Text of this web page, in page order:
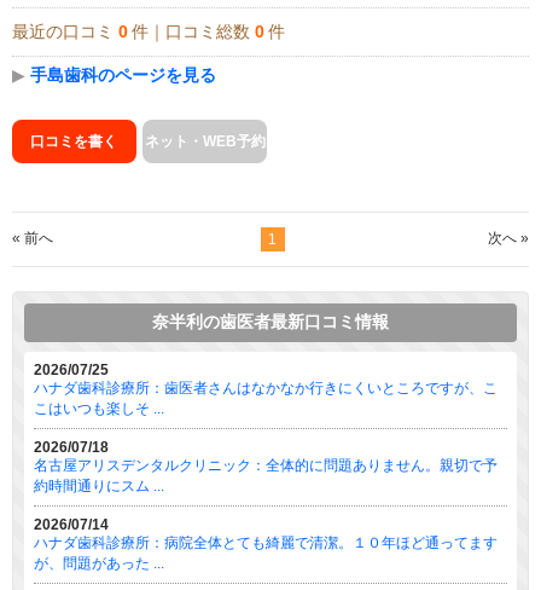
最近の口コミ 0 件｜口コミ総数 0 件
▶ 手島歯科のページを見る
口コミを書く ネット・WEB予約
« 前へ 1 次へ »
奈半利の歯医者最新口コミ情報
2026/07/25
ハナダ歯科診療所：歯医者さんはなかなか行きにくいところですが、こ
こはいつも楽しそ ...
2026/07/18
名古屋アリスデンタルクリニック：全体的に問題ありません。親切で予
約時間通りにスム ...
2026/07/14
ハナダ歯科診療所：病院全体とても綺麗で清潔。１０年ほど通ってます
が、問題があった ...